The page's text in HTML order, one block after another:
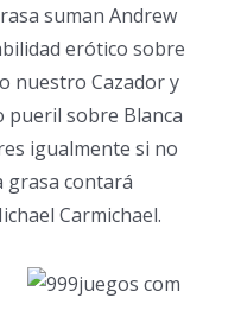
suman Andrew
erótico sobre
nuestro Cazador y
pueril sobre Blanca
igualmente si no
grasa contará
Carmichael.